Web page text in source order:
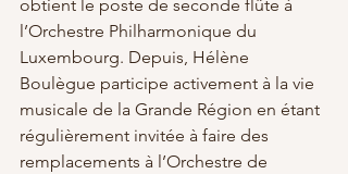
obtient le poste de seconde flûte à
l’Orchestre Philharmonique du
Luxembourg. Depuis, Hélène
Boulègue participe activement à la vie
musicale de la Grande Région en étant
régulièrement invitée à faire des
remplacements à l’Orchestre de